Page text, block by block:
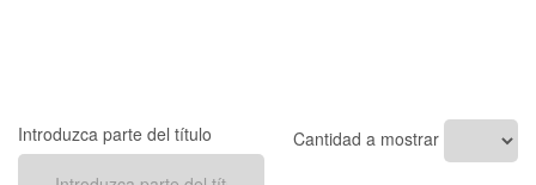
Introduzca parte del título Cantidad a mostrar